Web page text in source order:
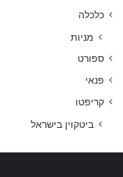
כלכלה
מניות
ספורט
פנאי
קריפטו
ביטקוין בישראל